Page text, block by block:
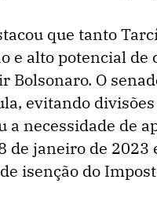
que tanto
e alto potencial
Bolsonaro. O
evitando
a necessidade de
de janeiro de 2023
isenção do